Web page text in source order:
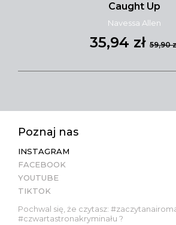
Caught Up
Navessa Allen
35,94 zł 59,90
Poznaj nas
INSTAGRAM
FACEBOOK
YOUTUBE
TIKTOK
Pochwal się, że czytasz:
#czwartastronakryminału ?